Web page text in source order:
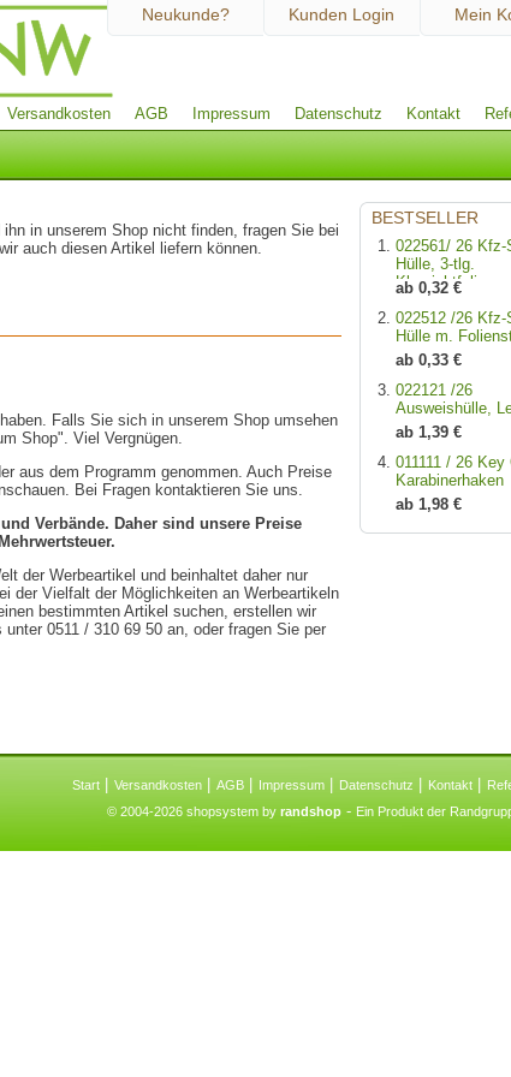
Mein
Kunden Login
Neukunde?
Kontakt
Datenschutz
Impressum
AGB
Versandkosten
in unserem Shop nicht finden, fragen Sie bei
auch diesen Artikel liefern können.
Falls Sie sich in unserem Shop umsehen
Shop". Viel Vergnügen.
aus dem Programm genommen. Auch Preise
Bei Fragen kontaktieren Sie uns.
Verbände. Daher sind unsere Preise
der Werbeartikel und beinhaltet daher nur
der Vielfalt der Möglichkeiten an Werbeartikeln
bestimmten Artikel suchen, erstellen wir
0511 / 310 69 50 an, oder fragen Sie per
BESTSELLER
022561/ 26 Kfz-
Hülle, 3-tlg.
Klarsichtfolie
ab 0,32 €
022512 /26 Kfz-
Hülle m.
ab 0,33 €
022121 /26
Ausweishülle,
ab 1,39 €
011111 / 26 Key
Karabinerhaken
ab 1,98 €
Kontakt
Datenschutz
Impressum
AGB
Versandkosten
Start
© 2004-2026 shopsystem by randshop - Ein Produkt der